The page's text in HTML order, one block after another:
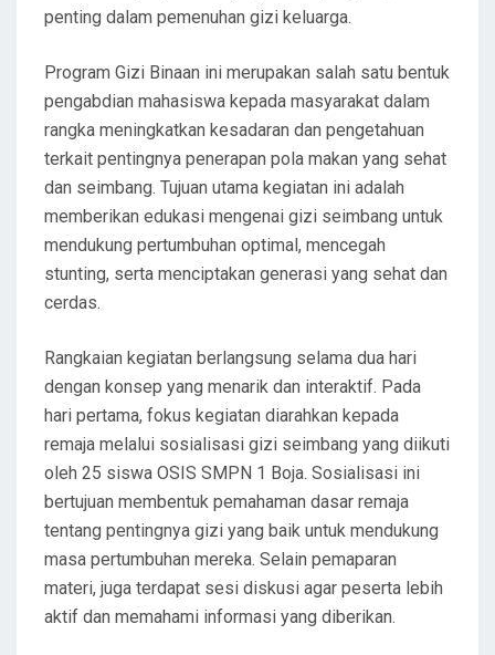
penting dalam pemenuhan gizi keluarga.
Program Gizi Binaan ini merupakan salah satu bentuk
pengabdian mahasiswa kepada masyarakat dalam
rangka meningkatkan kesadaran dan pengetahuan
terkait pentingnya penerapan pola makan yang sehat
dan seimbang. Tujuan utama kegiatan ini adalah
memberikan edukasi mengenai gizi seimbang untuk
mendukung pertumbuhan optimal, mencegah
stunting, serta menciptakan generasi yang sehat dan
cerdas.
Rangkaian kegiatan berlangsung selama dua hari
dengan konsep yang menarik dan interaktif. Pada
hari pertama, fokus kegiatan diarahkan kepada
remaja melalui sosialisasi gizi seimbang yang diikuti
oleh 25 siswa OSIS SMPN 1 Boja. Sosialisasi ini
bertujuan membentuk pemahaman dasar remaja
tentang pentingnya gizi yang baik untuk mendukung
masa pertumbuhan mereka. Selain pemaparan
materi, juga terdapat sesi diskusi agar peserta lebih
aktif dan memahami informasi yang diberikan.